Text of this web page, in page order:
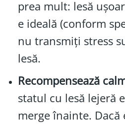
prea mult: lesă
e ideală (conform
nu transmiți stress
lesă.
Recompensează
statul cu lesă lejeră
merge înainte. Dacă